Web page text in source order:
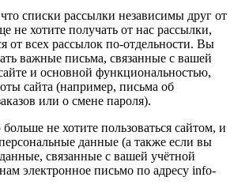
списки рассылки независимы друг от
не хотите получать от нас рассылки,
от всех рассылок по-отдельности. Вы
важные письма, связанные с вашей
и основной функциональностью,
сайта (например, письма об
или о смене пароля).
не хотите пользоваться сайтом, и
данные (а также если вы
связанные с вашей учётной
электронное письмо по адресу info-